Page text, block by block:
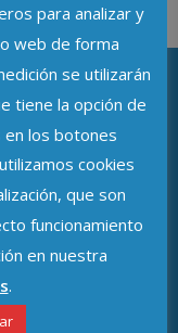
DE
37
para analizar y
web de forma
se utilizarán
tiene la opción de
los botones
cookies
que son
funcionamiento
en nuestra
.